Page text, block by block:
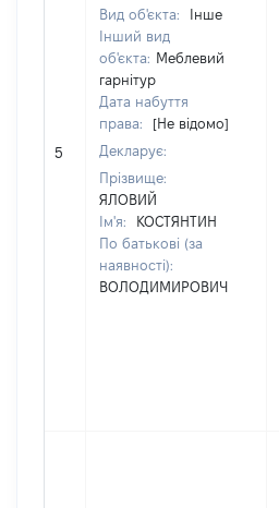
5
Вид об'єкта:
Інше
Інший вид
об'єкта: Меблевий
гарнітур
Дата набуття
права:
[Не відомо]
Декларує:
Прізвище:
ЯЛОВИЙ
Ім'я:
КОСТЯНТИН
По батькові (за
наявності):
ВОЛОДИМИРОВИЧ